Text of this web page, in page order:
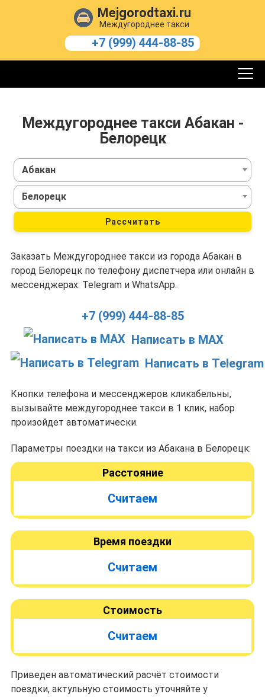
Mejgorodtaxi.ru
Междугороднее такси
+7 (999) 444-88-85
Междугороднее такси Абакан -
Белорецк
Абакан
Белорецк
Рассчитать
Заказать Междугороднее такси из города Абакан в
город Белорецк по телефону диспетчера или онлайн в
мессенджерах: Telegram и WhatsApp.
+7 (999) 444-88-85
Написать в MAX
Написать в Telegram
Кнопки телефона и мессенджеров кликабельны,
вызывайте междугороднее такси в 1 клик, набор
произойдет автоматически.
Параметры поездки на такси из Абакана в Белорецк:
Расстояние
Считаем
Время поездки
Считаем
Стоимость
Считаем
Приведен автоматический расчёт стоимости
поездки, актульную стоимость уточняйте у